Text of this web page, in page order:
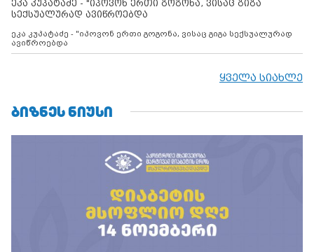
ფაქტობრივი ანექსიისკენ
ეკა კუპატაძე - "იპოვონ ერთი გოგონა, ვისაც გიგა
სექსუალურად ავიწროებდა
ეკა კუპატაძე - "იპოვონ ერთი გოგონა, ვისაც გიგა სექსუალურად
ავიწროებდა
ყველა სიახლე
ᲑᲘᲖᲜᲔᲡ ᲜᲘᲣᲡᲘ